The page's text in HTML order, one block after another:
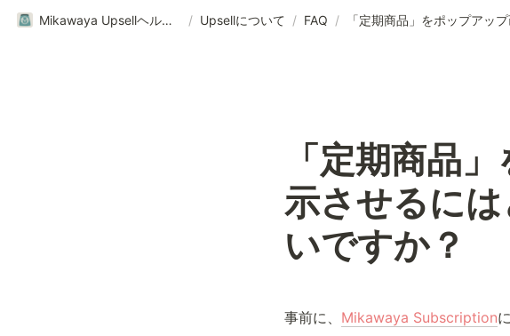
Mikawaya Upsellヘルプページ｜ご利用ガイド / Upsellについて / FAQ /
「定期商品
示させるに
いですか？
事前に、 Mikawaya Subscription